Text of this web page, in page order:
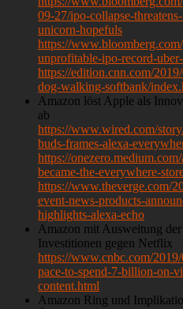
09-27/ipo-collapse-
unicorn-hopefuls
https://
unprofitable-ipo-record-
https://edition.cnn.com/
dog-walking-softbank/
Amazon löst Apple als
ab
https://www.wired.com/
buds-frames-alexa-
https://
became-the-everywhere-
https://www.theverge.com/
event-news-products-
highlights-alexa-echo
Amazon mit Ausweitung
Investitionen gegen Netflix
https://www.cnbc.com/
pace-to-spend-7-billion-on-
content.html
Amazon Ring und